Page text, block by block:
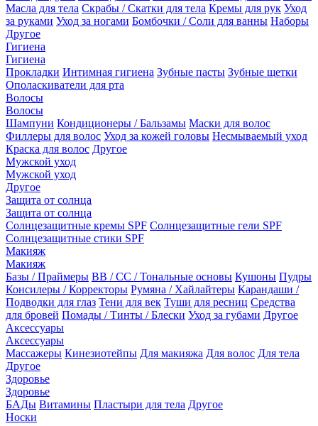
Масла для тела Скрабы / Скатки для тела Кремы для рук Уход
за руками Уход за ногами Бомбочки / Соли для ванны Наборы
Другое
Гигиена
Гигиена
Прокладки Интимная гигиена Зубные пасты Зубные щетки
Ополаскиватели для рта
Волосы
Волосы
Шампуни Кондиционеры / Бальзамы Маски для волос
Филлеры для волос Уход за кожей головы Несмываемый уход
Краска для волос Другое
Мужской уход
Мужской уход
Другое
Защита от солнца
Защита от солнца
Солнцезащитные кремы SPF Солнцезащитные гели SPF
Солнцезащитные стики SPF
Макияж
Макияж
Базы / Праймеры BB / CC / Тональные основы Кушоны Пудры
Консилеры / Корректоры Румяна / Хайлайтеры Карандаши /
Подводки для глаз Тени для век Туши для ресниц Средства
для бровей Помады / Тинты / Блески Уход за губами Другое
Аксессуары
Аксессуары
Массажеры Кинезиотейпы Для макияжа Для волос Для тела
Другое
Здоровье
Здоровье
БАДы Витамины Пластыри для тела Другое
Носки